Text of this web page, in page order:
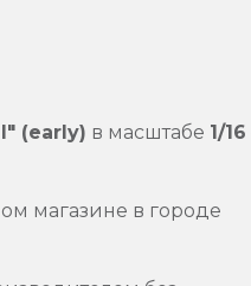
(early) в масштабе 1/16
магазине в городе